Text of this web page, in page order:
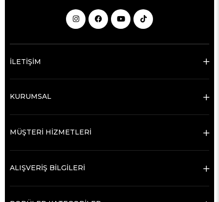
İLETİŞİM
KURUMSAL
MÜŞTERİ HİZMETLERİ
ALIŞVERİŞ BİLGİLERİ